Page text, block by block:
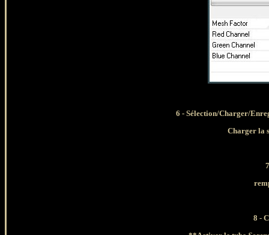
6 - Sélection/Charger/
Charger la
8 -